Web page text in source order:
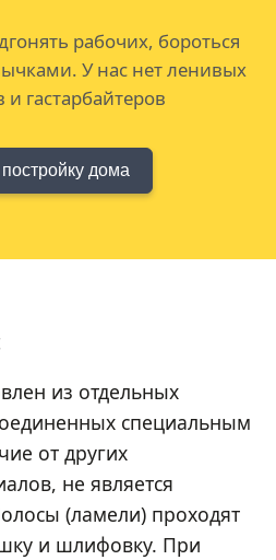
рабочих, бороться
У нас нет ленивых
и гастарбайтеров
дома
из отдельных
специальным
от других
не является
(ламели) проходят
и шлифовку. При